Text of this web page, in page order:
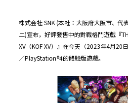
株式会社 SNK (本社：大阪府大阪市、代
二)宣布，好評發售中的對戰格鬥遊戲『
XV（KOF XV）』在今天（2023年4月20
／PlayStation®4的體驗版遊戲。